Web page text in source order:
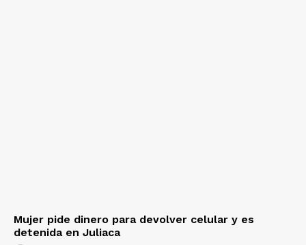
Mujer pide dinero para devolver celular y es
detenida en Juliaca